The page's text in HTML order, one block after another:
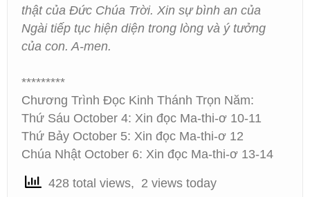
thật của Đức Chúa Trời. Xin sự bình an của
Ngài tiếp tục hiện diện trong lòng và ý tưởng
của con. A-men.
*********
Chương Trình Đọc Kinh Thánh Trọn Năm:
Thứ Sáu October 4: Xin đọc Ma-thi-ơ 10-11
Thứ Bảy October 5: Xin đọc Ma-thi-ơ 12
Chúa Nhật October 6: Xin đọc Ma-thi-ơ 13-14
428 total views, 2 views today